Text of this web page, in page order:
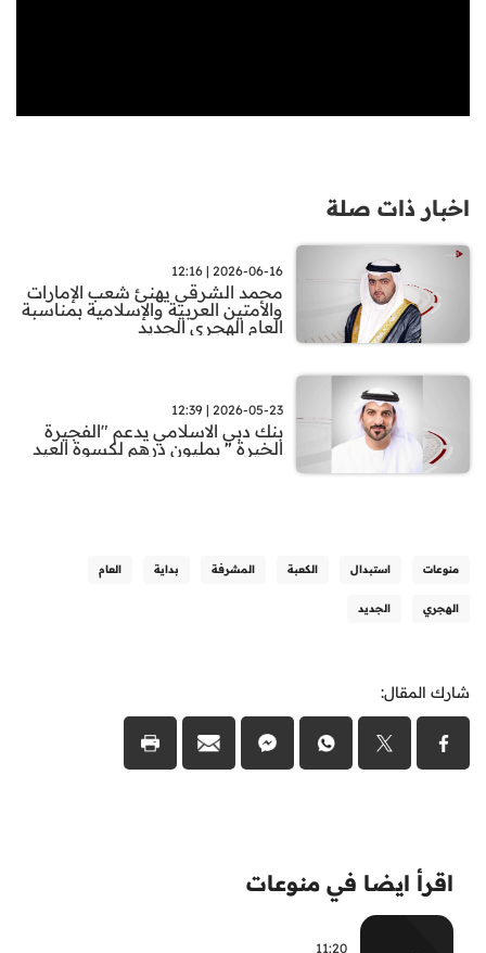
اخبار ذات صلة
2026-06-16 | 12:16
محمد الشرقي يهنئ شعب الإمارات
والأمتين العربية والإسلامية بمناسبة
العام الهجري الجديد
2026-05-23 | 12:39
بنك دبي الاسلامي يدعم "الفجيرة
الخيرة " بمليون درهم لكسوة العيد
منوعات استبدال الكعبة المشرفة بداية العام
الهجري الجديد
شارك المقال:
اقرأ ايضا في منوعات
11:20